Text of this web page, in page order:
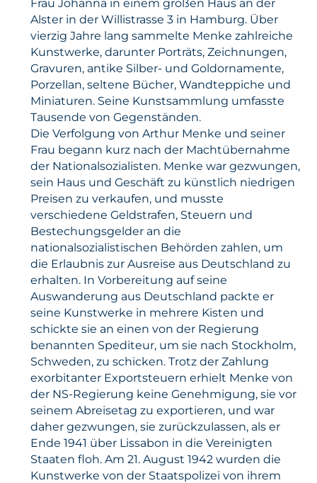
Frau Johanna in einem großen Haus an der
Alster in der Willistrasse 3 in Hamburg. Über
vierzig Jahre lang sammelte Menke zahlreiche
Kunstwerke, darunter Porträts, Zeichnungen,
Gravuren, antike Silber- und Goldornamente,
Porzellan, seltene Bücher, Wandteppiche und
Miniaturen. Seine Kunstsammlung umfasste
Tausende von Gegenständen.
Die Verfolgung von Arthur Menke und seiner
Frau begann kurz nach der Machtübernahme
der Nationalsozialisten. Menke war gezwungen,
sein Haus und Geschäft zu künstlich niedrigen
Preisen zu verkaufen, und musste
verschiedene Geldstrafen, Steuern und
Bestechungsgelder an die
nationalsozialistischen Behörden zahlen, um
die Erlaubnis zur Ausreise aus Deutschland zu
erhalten. In Vorbereitung auf seine
Auswanderung aus Deutschland packte er
seine Kunstwerke in mehrere Kisten und
schickte sie an einen von der Regierung
benannten Spediteur, um sie nach Stockholm,
Schweden, zu schicken. Trotz der Zahlung
exorbitanter Exportsteuern erhielt Menke von
der NS-Regierung keine Genehmigung, sie vor
seinem Abreisetag zu exportieren, und war
daher gezwungen, sie zurückzulassen, als er
Ende 1941 über Lissabon in die Vereinigten
Staaten floh. Am 21. August 1942 wurden die
Kunstwerke von der Staatspolizei von ihrem